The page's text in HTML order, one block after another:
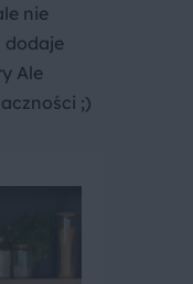
nie
dodaje
Ale
;)